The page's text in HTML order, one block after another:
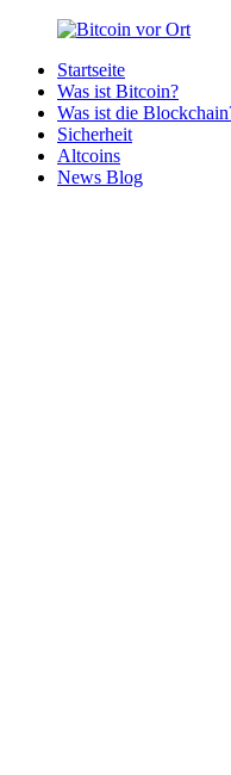
Zurück
Inhalt
Bitcoin
Bitcoins
deiner
Region
Startseite
Was ist Bitcoin?
Was ist die
Sicherheit
Altcoins
News Blog